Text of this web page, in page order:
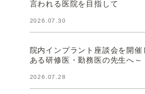
言われる医院を目指して
2026.07.30
院内インプラント座談会を開
ある研修医・勤務医の先生へ～
2026.07.28